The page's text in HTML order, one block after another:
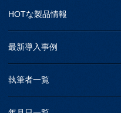
HOTな製品情報
最新導入事例
執筆者一覧